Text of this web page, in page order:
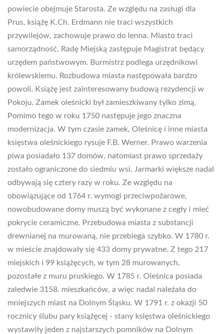
powiecie obejmuje Starosta. Ze względu na zasługi dla
Prus, książę K.Ch. Erdmann nie traci wszystkich
przywilejów, zachowuje prawo do lenna. Miasto traci
samorządność, Radę Miejską zastępuje Magistrat będący
urzędem państwowym. Burmistrz podlega urzędnikowi
królewskiemu. Rozbudowa miasta następowała bardzo
powoli. Książę jest zainteresowany budową rezydencji w
Pokoju. Zamek oleśnicki był zamieszkiwany tylko zimą.
Pomimo tego w roku 1750 następuje jego znaczna
modernizacja. W tym czasie zamek, Oleśnicę i inne miasta
księstwa oleśnickiego rysuje F.B. Werner. Prawo warzenia
piwa posiadało 137 domów, natomiast prawo sprzedaży
zostało ograniczone do siedmiu wsi. Jarmarki większe nadal
odbywają się cztery razy w roku. Ze względu na
obowiązujące od 1764 r. wymogi przeciwpożarowe,
nowobudowane domy muszą być wykonane z cegły i mieć
pokrycie ceramiczne. Przebudowa miasta z substancji
drewnianej na murowaną, nie przebiega szybko. W 1780 r.
w mieście znajdowały się 433 domy prywatne. Z tego 217
miejskich i 99 książęcych, w tym 28 murowanych,
pozostałe z muru pruskiego. W 1785 r. Oleśnica posiada
zaledwie 3158. mieszkańców, a więc nadal należała do
mniejszych miast na Dolnym Śląsku. W 1791 r. z okazji 50
rocznicy ślubu pary książęcej - stany księstwa oleśnickiego
wystawiły jeden z najstarszych pomników na Dolnym